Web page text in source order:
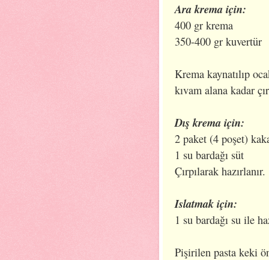
Ara krema için:
400 gr krema
350-400 gr kuvertür
Krema kaynatılıp
kıvam alana kadar
Dış krema için:
2 paket (4 poşet)
1 su bardağı süt
Çırpılarak hazırlanır.
Islatmak için:
1 su bardağı su ile
Pişirilen pasta keki